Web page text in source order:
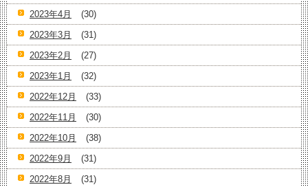
2023年4月
(30)
2023年3月
(31)
2023年2月
(27)
2023年1月
(32)
2022年12月
(33)
2022年11月
(30)
2022年10月
(38)
2022年9月
(31)
2022年8月
(31)